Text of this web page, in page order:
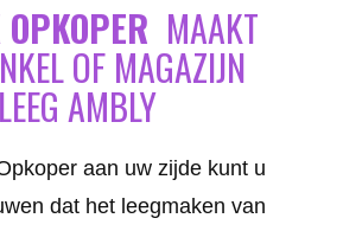
MAAKT
OF MAGAZIJN
LEEG AMBLY
aan uw zijde kunt u
dat het leegmaken van